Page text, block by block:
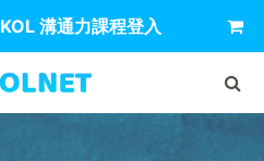
KOL 溝通力課程登入